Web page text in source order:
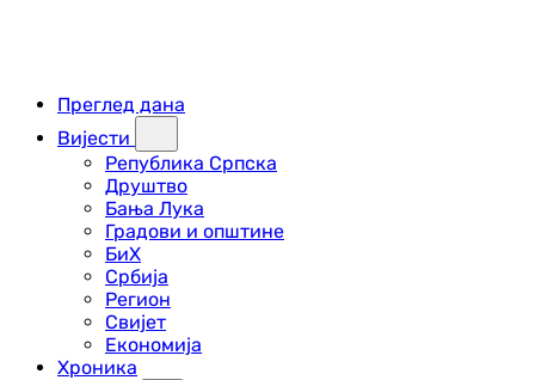
Преглед дана
Вијести
Република Српска
Друштво
Бања Лука
Градови и општине
БиХ
Србија
Регион
Свијет
Економија
Хроника